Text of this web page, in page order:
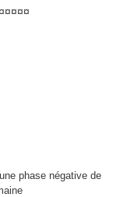
phase négative de